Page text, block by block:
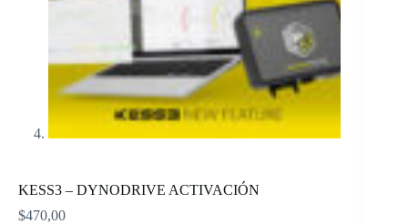
KESS3 – DYNODRIVE ACTIVACIÓN
$470,00